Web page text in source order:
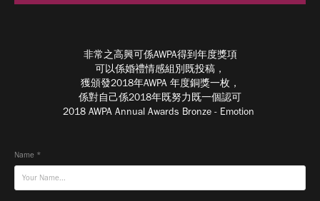
非常之高興可係AWPA得到年度獎項
可以係婚禮情感組別既投稿，
獲頒發2018年AWPA 年度銅獎一枚，
係對自己係2018年既努力既一個認可
2018 AWPA Annual Awards Bronze - Emotion
Name *